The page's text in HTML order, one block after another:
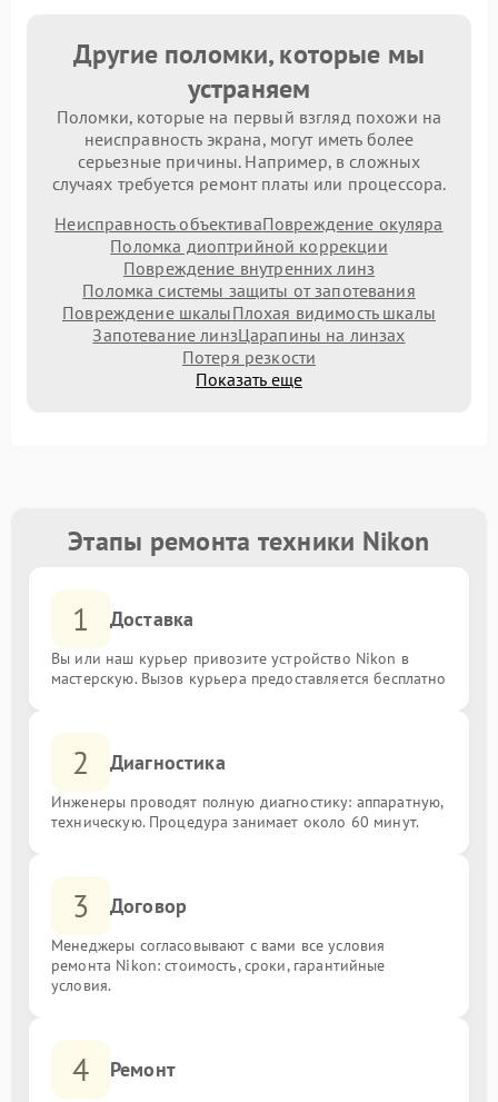
Другие поломки, которые мы
устраняем
Поломки, которые на первый взгляд похожи на
неисправность экрана, могут иметь более
серьезные причины. Например, в сложных
случаях требуется ремонт платы или процессора.
Неисправность объективаПовреждение окуляра
Поломка диоптрийной коррекции
Повреждение внутренних линз
Поломка системы защиты от запотевания
Повреждение шкалыПлохая видимость шкалы
Запотевание линзЦарапины на линзах
Потеря резкости
Показать еще
Этапы ремонта техники Nikon
1 Доставка
Вы или наш курьер привозите устройство Nikon в
мастерскую. Вызов курьера предоставляется бесплатно
2 Диагностика
Инженеры проводят полную диагностику: аппаратную,
техническую. Процедура занимает около 60 минут.
3 Договор
Менеджеры согласовывают с вами все условия
ремонта Nikon: стоимость, сроки, гарантийные
условия.
4 Ремонт